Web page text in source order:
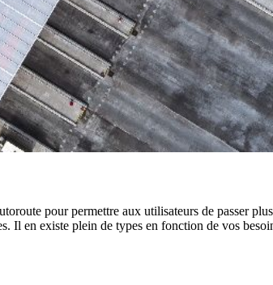
pour permettre aux utilisateurs de passer
Il en existe plein de types en fonction de vos